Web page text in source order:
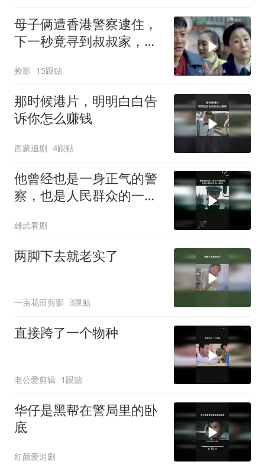
母子俩遭香港警察逮住，
下一秒竟寻到叔叔家，瞬
捡影 15跟贴
那时候港片，明明白白告
诉你怎么赚钱
西蒙追剧 4跟贴
他曾经也是一身正气的警
察，也是人民群众的一束
雄武看剧
两脚下去就老实了
一亩花田剪影 3跟贴
直接跨了一个物种
老公爱剪辑 1跟贴
华仔是黑帮在警局里的卧
底
红颜爱追剧